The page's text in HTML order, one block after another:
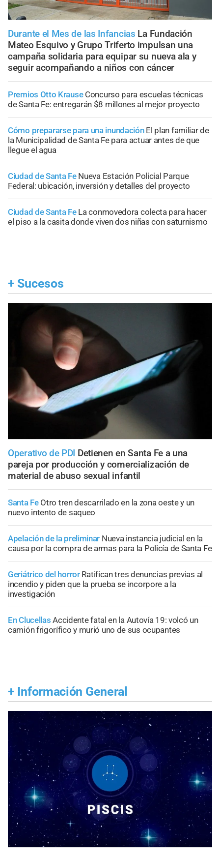
Durante el Mes de las Infancias La Fundación
Mateo Esquivo y Grupo Triferto impulsan una
campaña solidaria para equipar su nueva ala y
seguir acompañando a niños con cáncer
Premios Otto Krause Concurso para escuelas técnicas
de Santa Fe: entregarán $8 millones al mejor proyecto
Cómo prepararse para una inundación El plan familiar de
la Municipalidad de Santa Fe para actuar antes de que
llegue el agua
Ciudad de Santa Fe Nueva Estación Policial Parque
Federal: ubicación, inversión y detalles del proyecto
Ciudad de Santa Fe La conmovedora colecta para hacer
el piso a la casita donde viven dos niñas con saturnismo
+ Sucesos
Operativo de PDI Detienen en Santa Fe a una
pareja por producción y comercialización de
material de abuso sexual infantil
Santa Fe Otro tren descarrilado en la zona oeste y un
nuevo intento de saqueo
Apelación de la preliminar Nueva instancia judicial en la
causa por la compra de armas para la Policía de Santa Fe
Geriátrico del horror Ratifican tres denuncias previas al
incendio y piden que la prueba se incorpore a la
investigación
En Clucellas Accidente fatal en la Autovía 19: volcó un
camión frigorífico y murió uno de sus ocupantes
+ Información General